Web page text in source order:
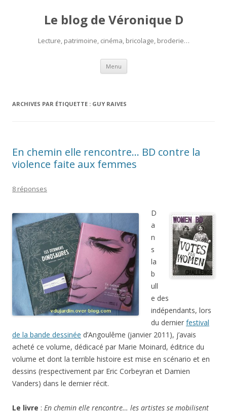
Le blog de Véronique D
Lecture, patrimoine, cinéma, bricolage, broderie…
Menu Aller
contenu
ARCHIVES PAR ÉTIQUETTE : GUY RAIVES
En chemin elle rencontre… BD contre la
violence faite aux femmes
8 réponses
D
a
n
s
la
b
ull
e des
indépendants, lors
du dernier festival
de la bande dessinée d’Angoulême (janvier 2011), j’avais
acheté ce volume, dédicacé par Marie Moinard, éditrice du
volume et dont la terrible histoire est mise en scénario et en
dessins (respectivement par Eric Corbeyran et Damien
Vanders) dans le dernier récit.
Le livre : En chemin elle rencontre… les artistes se mobilisent